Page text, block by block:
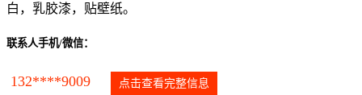
白，乳胶漆，贴壁纸。
联系人手机/微信：
132****9009 点击查看完整信息